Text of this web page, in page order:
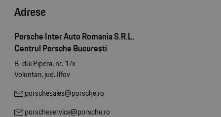
Adrese
Porsche Inter Auto Romania S.R.L.
Centrul Porsche București
B-dul Pipera, nr. 1/x
Voluntari, jud. Ilfov
porschesales@porsche.ro
porscheservice@porsche.ro